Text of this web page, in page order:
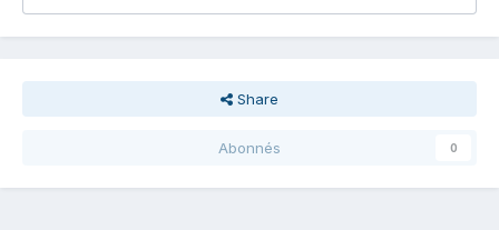
Share
Abonnés 0